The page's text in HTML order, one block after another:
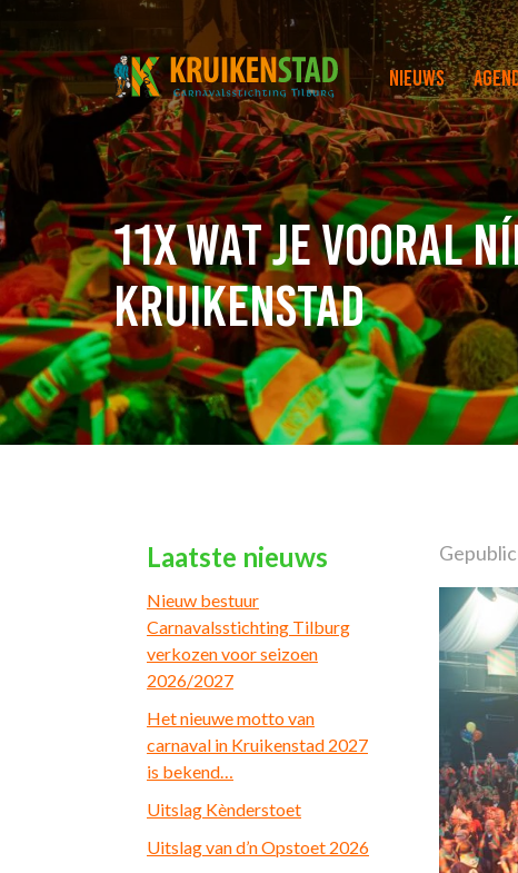
Nieuws
11x Wat je vooral
Kruikenstad
Laatste nieuws
Nieuw bestuur
Carnavalsstichting Tilburg
verkozen voor seizoen
2026/2027
Het nieuwe motto van
carnaval in Kruikenstad 2027
is bekend…
Uitslag Kènderstoet
Uitslag van d’n Opstoet 2026